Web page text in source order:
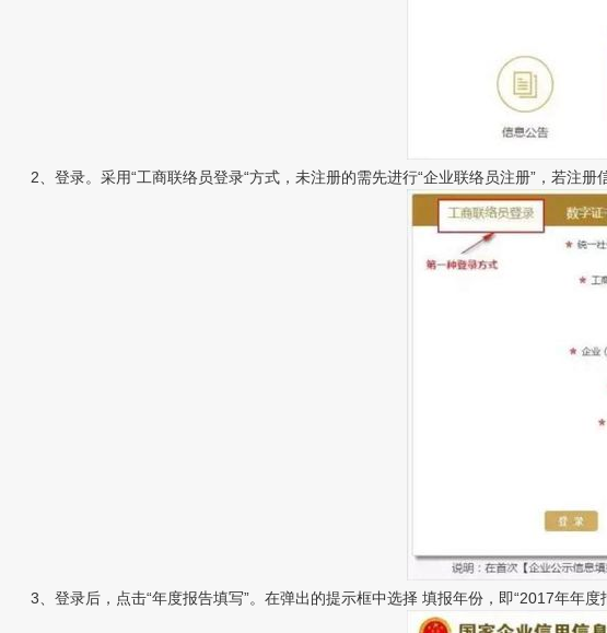
2、登录。采用“工商联络员登录“方式，未注册的需先进行“企业联络员注册”，若注册
3、登录后，点击“年度报告填写”。在弹出的提示框中选择 填报年份，即“2017年年度